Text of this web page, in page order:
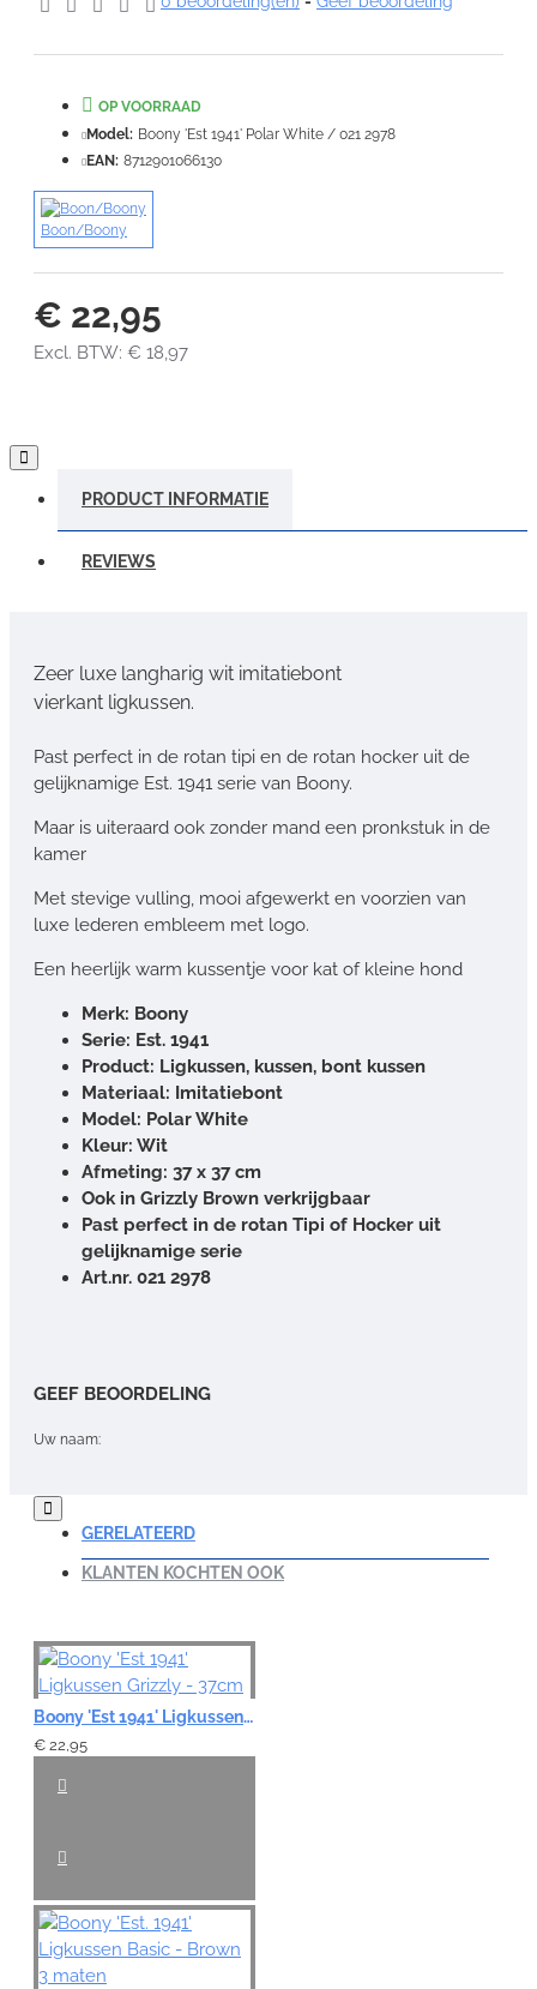
Slecht Goed
VERDER
€ 22,95
Excl. BTW: € 18,97
OP VOORRAAD
Model: Boony 'Est 1941' Polar White / 021 2978
EAN: 8712901066130
Boon/Boony
PRODUCT INFORMATIE
REVIEWS
Zeer luxe langharig wit imitatiebont
vierkant ligkussen.
Past perfect in de rotan tipi en de rotan hocker uit de
gelijknamige Est. 1941 serie van Boony.
Maar is uiteraard ook zonder mand een pronkstuk in de
kamer
Met stevige vulling, mooi afgewerkt en voorzien van
luxe lederen embleem met logo.
Een heerlijk warm kussentje voor kat of kleine hond
Merk: Boony
Serie: Est. 1941
Product: Ligkussen, kussen, bont kussen
Materiaal: Imitatiebont
Model: Polar White
Kleur: Wit
Afmeting: 37 x 37 cm
Ook in Grizzly Brown verkrijgbaar
Past perfect in de rotan Tipi of Hocker uit
gelijknamige serie
Art.nr. 021 2978
GEEF BEOORDELING
Uw naam:
Opmerking:
Note:HTML-code wordt niet vertaald!
Waardering:
Slecht Goed
GERELATEERD
KLANTEN KOCHTEN OOK
Boony 'Est 1941' Ligkussen Grizzly - 37cm
€ 22,95